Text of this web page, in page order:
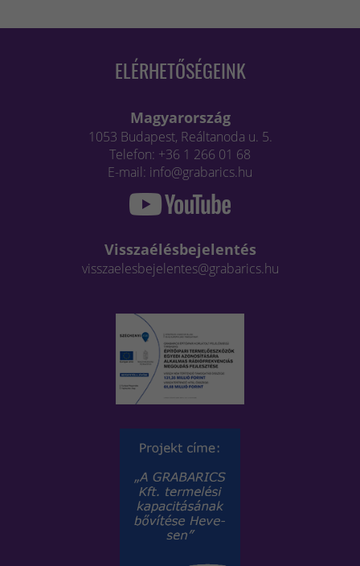
ELÉRHETŐSÉGEINK
Magyarország
1053 Budapest, Reáltanoda u. 5.
Telefon: +36 1 266 01 68
E-mail: info@grabarics.hu
Visszaélésbejelentés
visszaelesbejelentes@grabarics.hu